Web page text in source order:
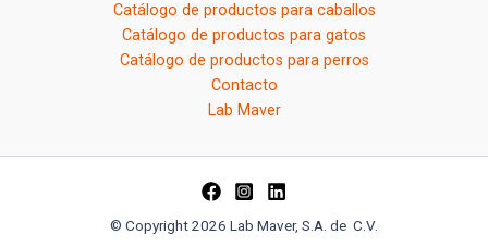
Catálogo de productos para caballos
Catálogo de productos para gatos
Catálogo de productos para perros
Contacto
Lab Maver
© Copyright 2026 Lab Maver, S.A. de C.V.